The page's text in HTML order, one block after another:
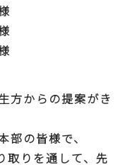
方からの提案がき
の皆様で、
りを通して、先